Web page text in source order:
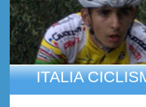
ITALIA